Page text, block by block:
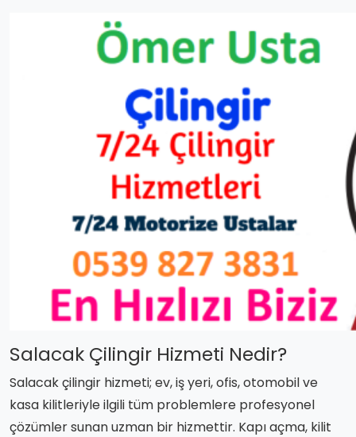
Salacak Çilingir Hizmeti Nedir?
Salacak çilingir hizmeti; ev, iş yeri, ofis, otomobil ve
kasa kilitleriyle ilgili tüm problemlere profesyonel
çözümler sunan uzman bir hizmettir. Kapı açma, kilit